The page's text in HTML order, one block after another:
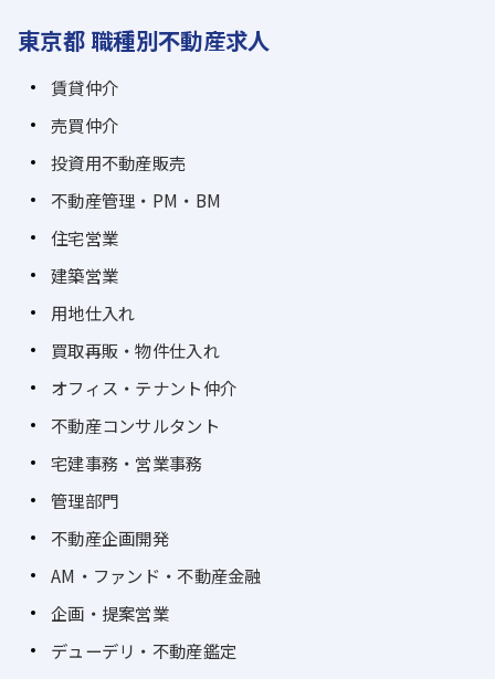
東京都 職種別不動産求人
賃貸仲介
売買仲介
投資用不動産販売
不動産管理・PM・BM
住宅営業
建築営業
用地仕入れ
買取再販・物件仕入れ
オフィス・テナント仲介
不動産コンサルタント
宅建事務・営業事務
管理部門
不動産企画開発
AM・ファンド・不動産金融
企画・提案営業
デューデリ・不動産鑑定